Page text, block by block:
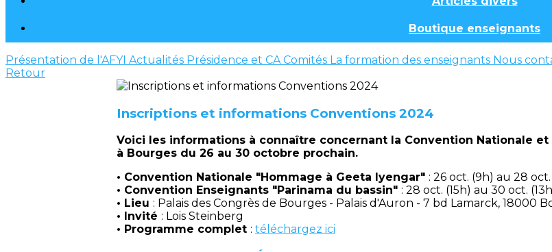
Boutique enseignants
Présentation de l'AFYI Actualités Présidence et CAComités La formation des enseignants Nous
Retour
Inscriptions et informations Conventions 2024
Voici les informations à connaître concernant la Convention Nationale
à Bourges du 26 au 30 octobre prochain.
• Convention Nationale "Hommage à Geeta Iyengar" : 26 oct. (9h) au 28 oct.
• Convention Enseignants "Parinama du bassin" : 28 oct. (15h) au 30 oct.
• Lieu : Palais des Congrès de Bourges - Palais d'Auron - 7 bd Lamarck, 18000
• Invité : Lois Steinberg
• Programme complet : téléchargez ici